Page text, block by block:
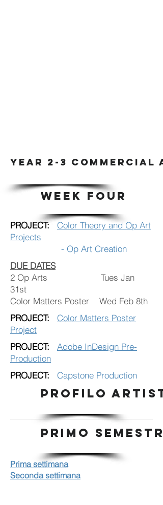
YEAR 2-3 COMMERCIAL
WEEK FOUR
PROJECT:
Color Theory and Op Art
Projects
- Op Art Creation
DUE DATES
2 Op Arts Tues Jan
31st
Color Matters Poster Wed Feb 8th
PROJECT:
Color Matters Poster
Project
PROJECT:
Adobe InDesign Pre-
Production
PROJECT:
Capstone Production
PROFILO
PRIMO
Prima settimana
Seconda settimana